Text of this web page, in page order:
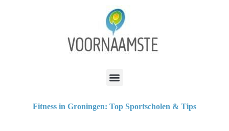
Fitness in Groningen: Top Sportscholen & Tips